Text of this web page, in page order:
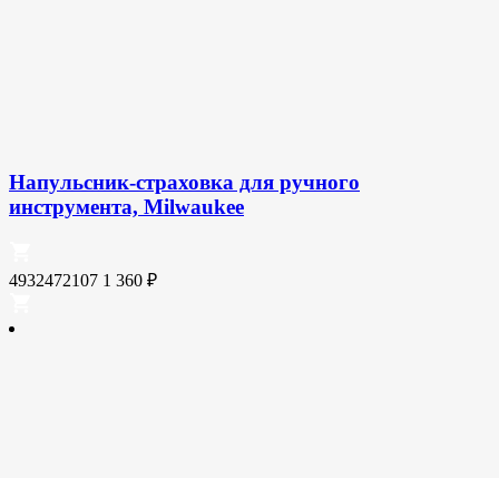
Напульсник-страховка для ручного
инструмента, Milwaukee
4932472107 1 360 ₽